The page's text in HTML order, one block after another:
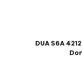
DUA S6A